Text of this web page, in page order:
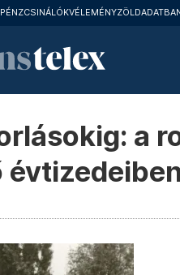
PÉNZCSINÁLÓKVÉLEMÉNYZÖLD
a